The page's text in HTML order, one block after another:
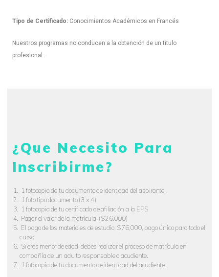
Tipo de Certificado: Conocimientos Académicos en Francés
Nuestros programas no conducen a la obtención de un titulo
profesional.
¿Que Necesito Para
Inscribirme?
1 fotocopia de tu documento de identidad del aspirante.
1 foto tipo documento (3 x 4)
1 fotocopia de tu certificado de afiliación a la EPS
Pagar el valor de la matrícula. ($26.000)
El pago de los materiales de estudio: $76,000, pago único para todo el
curso.
Si eres menor de edad, debes realizar el proceso de matrícula en
compañía de un adulto responsable o acudiente.
1 fotocopia de tu documento de identidad del acudiente.